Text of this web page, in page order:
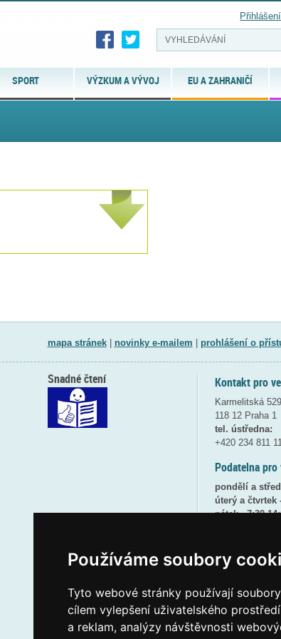
Používáme soubory
Tyto webové stránky používají
cílem vylepšení uživatelského
a reklam, analýzy návštěvnosti
SPORT VÝZKUM A VÝVOJ EU A ZAHRANIČÍ
Přihlášení
mapa stránek| novinky e-mailem prohlášení o
Kontakt pro
Karmelitská
118 12 Praha 1
tel. ústředna:
+420 234 811
Podatelna
pondělí a
úterý a čtvrtek
pátek - 7:30-
(více informací
posta@msmt
ID datové
Snadné čtení